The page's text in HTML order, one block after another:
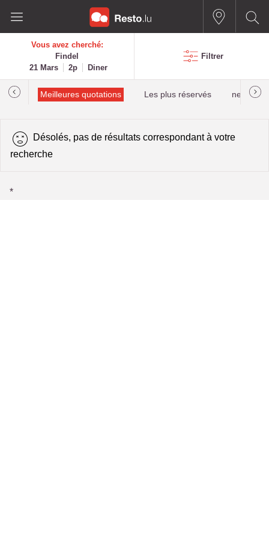
Vous avez cherché:
Findel
21 Mars
2p Diner
Filtrer
Meilleures quotations Les plus réservés
Désolés, pas de résultats correspondant à votre
recherche
*